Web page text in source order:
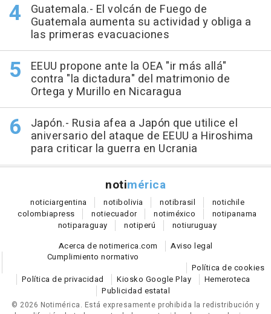
Guatemala.- El volcán de Fuego de
Guatemala aumenta su actividad y obliga a
las primeras evacuaciones
EEUU propone ante la OEA "ir más allá"
contra "la dictadura" del matrimonio de
Ortega y Murillo en Nicaragua
Japón.- Rusia afea a Japón que utilice el
aniversario del ataque de EEUU a Hiroshima
para criticar la guerra en Ucrania
notimérica
noticiargentina notibolivia notibrasil notichile
colombiapress notiecuador notiméxico notipanama
notiparaguay notiperú notiuruguay
Acerca de notimerica.com
Aviso legal
Cumplimiento normativo
Política de cookies
Política de privacidad
Kiosko Google Play
Hemeroteca
Publicidad estatal
© 2026 Notimérica. Está expresamente prohibida la redistribución y